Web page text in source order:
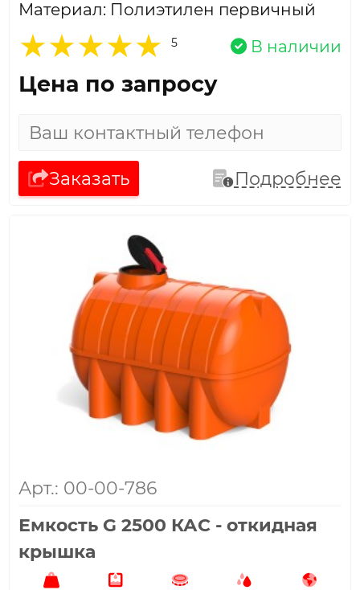
Материал: Полиэтилен первичный
5 В наличии
Цена по запросу
Заказать Подробнее
Арт.: 00-00-786
Емкость G 2500 КАС - откидная
крышка